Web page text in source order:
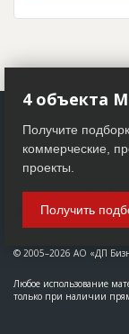
© 2005–2026 АО «ДП
Любое использование
только при наличии
4 объекта
Получите
коммерческие,
проекты.
Получить